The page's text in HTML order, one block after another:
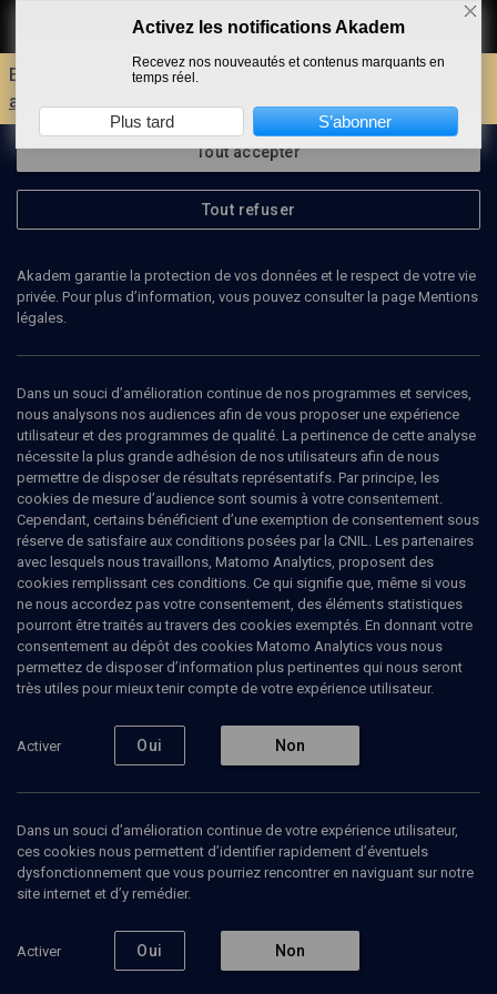
Faire un don
Envie d'encore plus d'AKADEM ?
Découvrez les
avantages d'un compte !
Ajouter J’aime
Tous 1 Vidéos 1
Vidéos 1
de la
musique
Shefita, la diva rock-
oriental d'Israël
Regarder
Tout accepter
Tout refuser
Akadem garantie la protection de vos données et le respect de votre vie
privée. Pour plus d’information, vous pouvez consulter la page Mentions
légales.
Dans un souci d’amélioration continue de nos programmes et services,
nous analysons nos audiences afin de vous proposer une expérience
utilisateur et des programmes de qualité. La pertinence de cette analyse
nécessite la plus grande adhésion de nos utilisateurs afin de nous
permettre de disposer de résultats représentatifs. Par principe, les
cookies de mesure d’audience sont soumis à votre consentement.
Cependant, certains bénéficient d’une exemption de consentement sous
réserve de satisfaire aux conditions posées par la CNIL. Les partenaires
avec lesquels nous travaillons, Matomo Analytics, proposent des
cookies remplissant ces conditions. Ce qui signifie que, même si vous
ne nous accordez pas votre consentement, des éléments statistiques
pourront être traités au travers des cookies exemptés. En donnant votre
consentement au dépôt des cookies Matomo Analytics vous nous
permettez de disposer d’information plus pertinentes qui nous seront
très utiles pour mieux tenir compte de votre expérience utilisateur.
Activer Oui Non
Dans un souci d’amélioration continue de votre expérience utilisateur,
ces cookies nous permettent d’identifier rapidement d’éventuels
dysfonctionnement que vous pourriez rencontrer en naviguant sur notre
site internet et d’y remédier.
Activer Oui Non
Activez les notifications Akadem
Recevez nos nouveautés et contenus marquants en
temps réel.
Plus tard S’abonner